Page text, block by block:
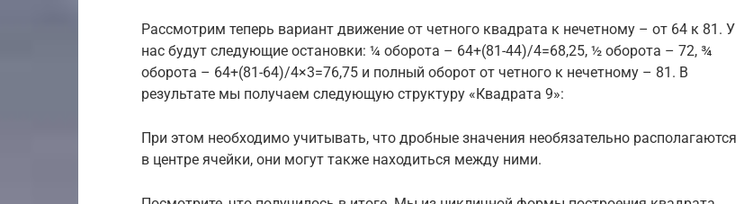
Рассмотрим теперь вариант движение от четного квадрата к нечетному – от 64 к 81. У
нас будут следующие остановки: ¼ оборота – 64+(81-44)/4=68,25, ½ оборота – 72, ¾
оборота – 64+(81-64)/4×3=76,75 и полный оборот от четного к нечетному – 81. В
результате мы получаем следующую структуру «Квадрата 9»:
При этом необходимо учитывать, что дробные значения необязательно располагаются
в центре ячейки, они могут также находиться между ними.